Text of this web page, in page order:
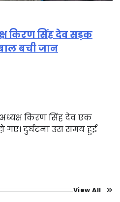
किरण सिंह देव सड़क
बची जान
किरण सिंह देव एक
गए। दुर्घटना उस समय हुई
View All